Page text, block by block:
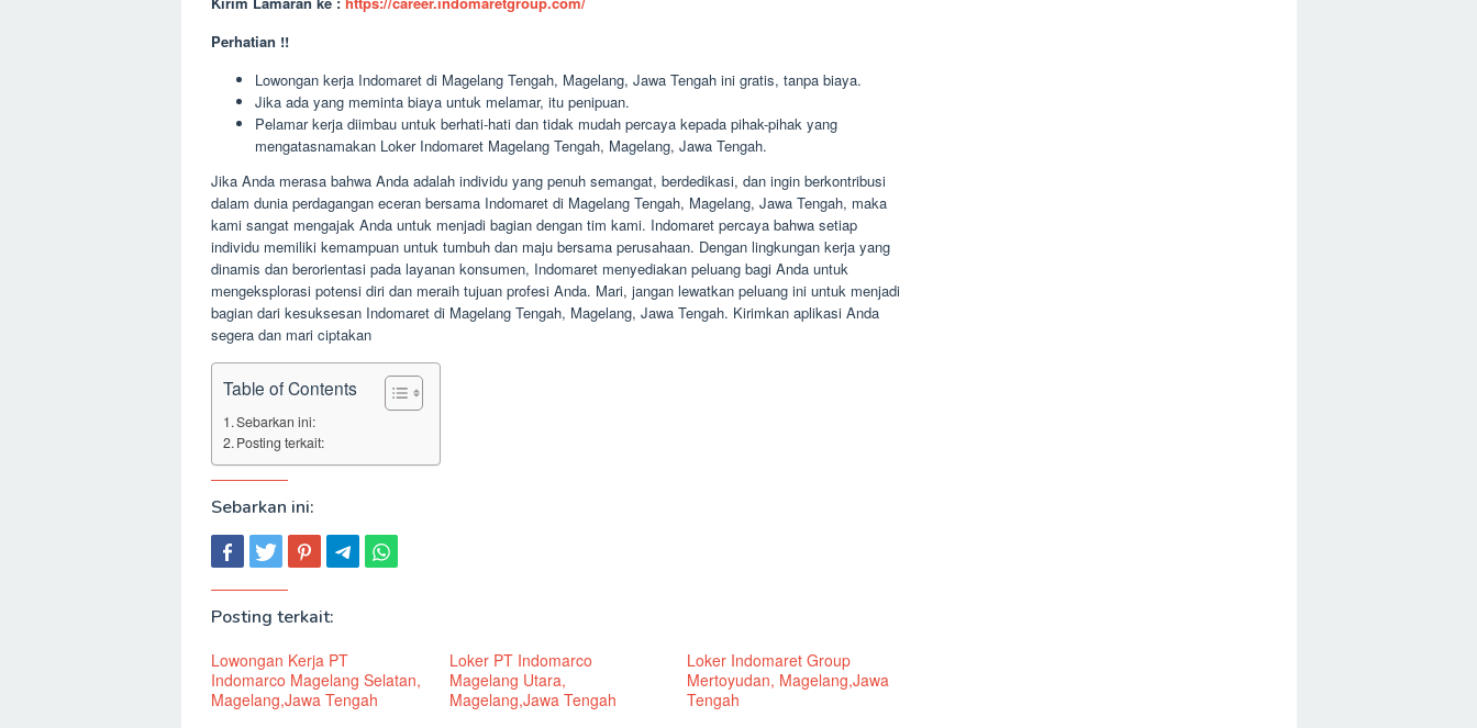
Perhatian !!
Lowongan kerja Indomaret di Magelang Tengah, Magelang, Jawa Tengah ini gratis, tanpa biaya.
Jika ada yang meminta biaya untuk melamar, itu penipuan.
Pelamar kerja diimbau untuk berhati-hati dan tidak mudah percaya kepada pihak-pihak yang
mengatasnamakan Loker Indomaret Magelang Tengah, Magelang, Jawa Tengah.
Jika Anda merasa bahwa Anda adalah individu yang penuh semangat, berdedikasi, dan ingin berkontribusi
dalam dunia perdagangan eceran bersama Indomaret di Magelang Tengah, Magelang, Jawa Tengah, maka
kami sangat mengajak Anda untuk menjadi bagian dengan tim kami. Indomaret percaya bahwa setiap
individu memiliki kemampuan untuk tumbuh dan maju bersama perusahaan. Dengan lingkungan kerja yang
dinamis dan berorientasi pada layanan konsumen, Indomaret menyediakan peluang bagi Anda untuk
mengeksplorasi potensi diri dan meraih tujuan profesi Anda. Mari, jangan lewatkan peluang ini untuk menjadi
bagian dari kesuksesan Indomaret di Magelang Tengah, Magelang, Jawa Tengah. Kirimkan aplikasi Anda
segera dan mari ciptakan
Table of Contents
Sebarkan ini:
Posting terkait:
Sebarkan ini:
Posting terkait:
Lowongan Kerja PT
Indomarco Magelang Selatan,
Magelang,Jawa Tengah
Loker PT Indomarco
Magelang Utara,
Magelang,Jawa Tengah
Loker Indomaret Group
Mertoyudan, Magelang,Jawa
Tengah